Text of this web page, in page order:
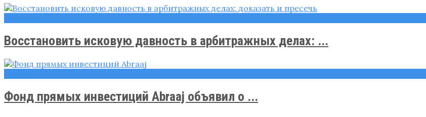
Восстановить исковую давность в арбитражных делах: ...
Фонд прямых инвестиций Abraaj объявил о ...